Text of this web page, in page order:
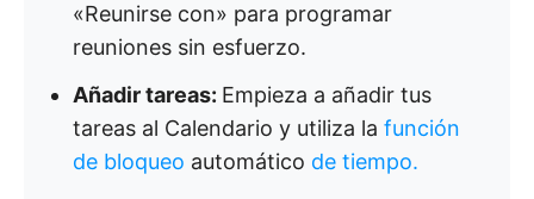
«Reunirse con» para programar
reuniones sin esfuerzo.
Añadir tareas: Empieza a añadir tus
tareas al Calendario y utiliza la función
de bloqueo automático de tiempo.